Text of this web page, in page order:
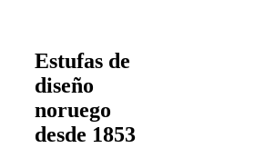
Estufas de
diseño
noruego
desde 1853